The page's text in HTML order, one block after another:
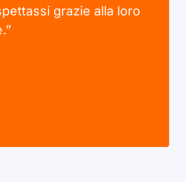
grazie alla loro